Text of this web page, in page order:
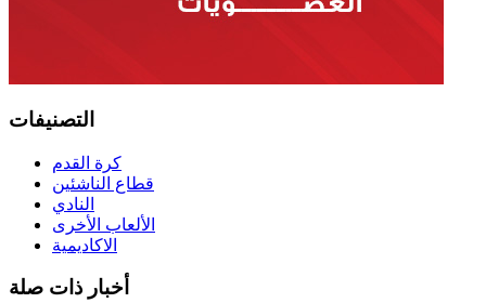
التصنيفات
كرة القدم
قطاع الناشئين
النادي
الألعاب الأخرى
الاكاديمية
أخبار ذات صلة